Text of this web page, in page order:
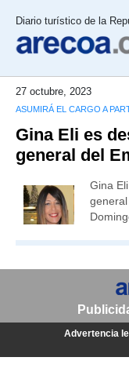
Diario turístico de la
27 octubre, 2023
ASUMIRÁ EL CARGO A
Gina Eli es
general del
Gina
Advertencia